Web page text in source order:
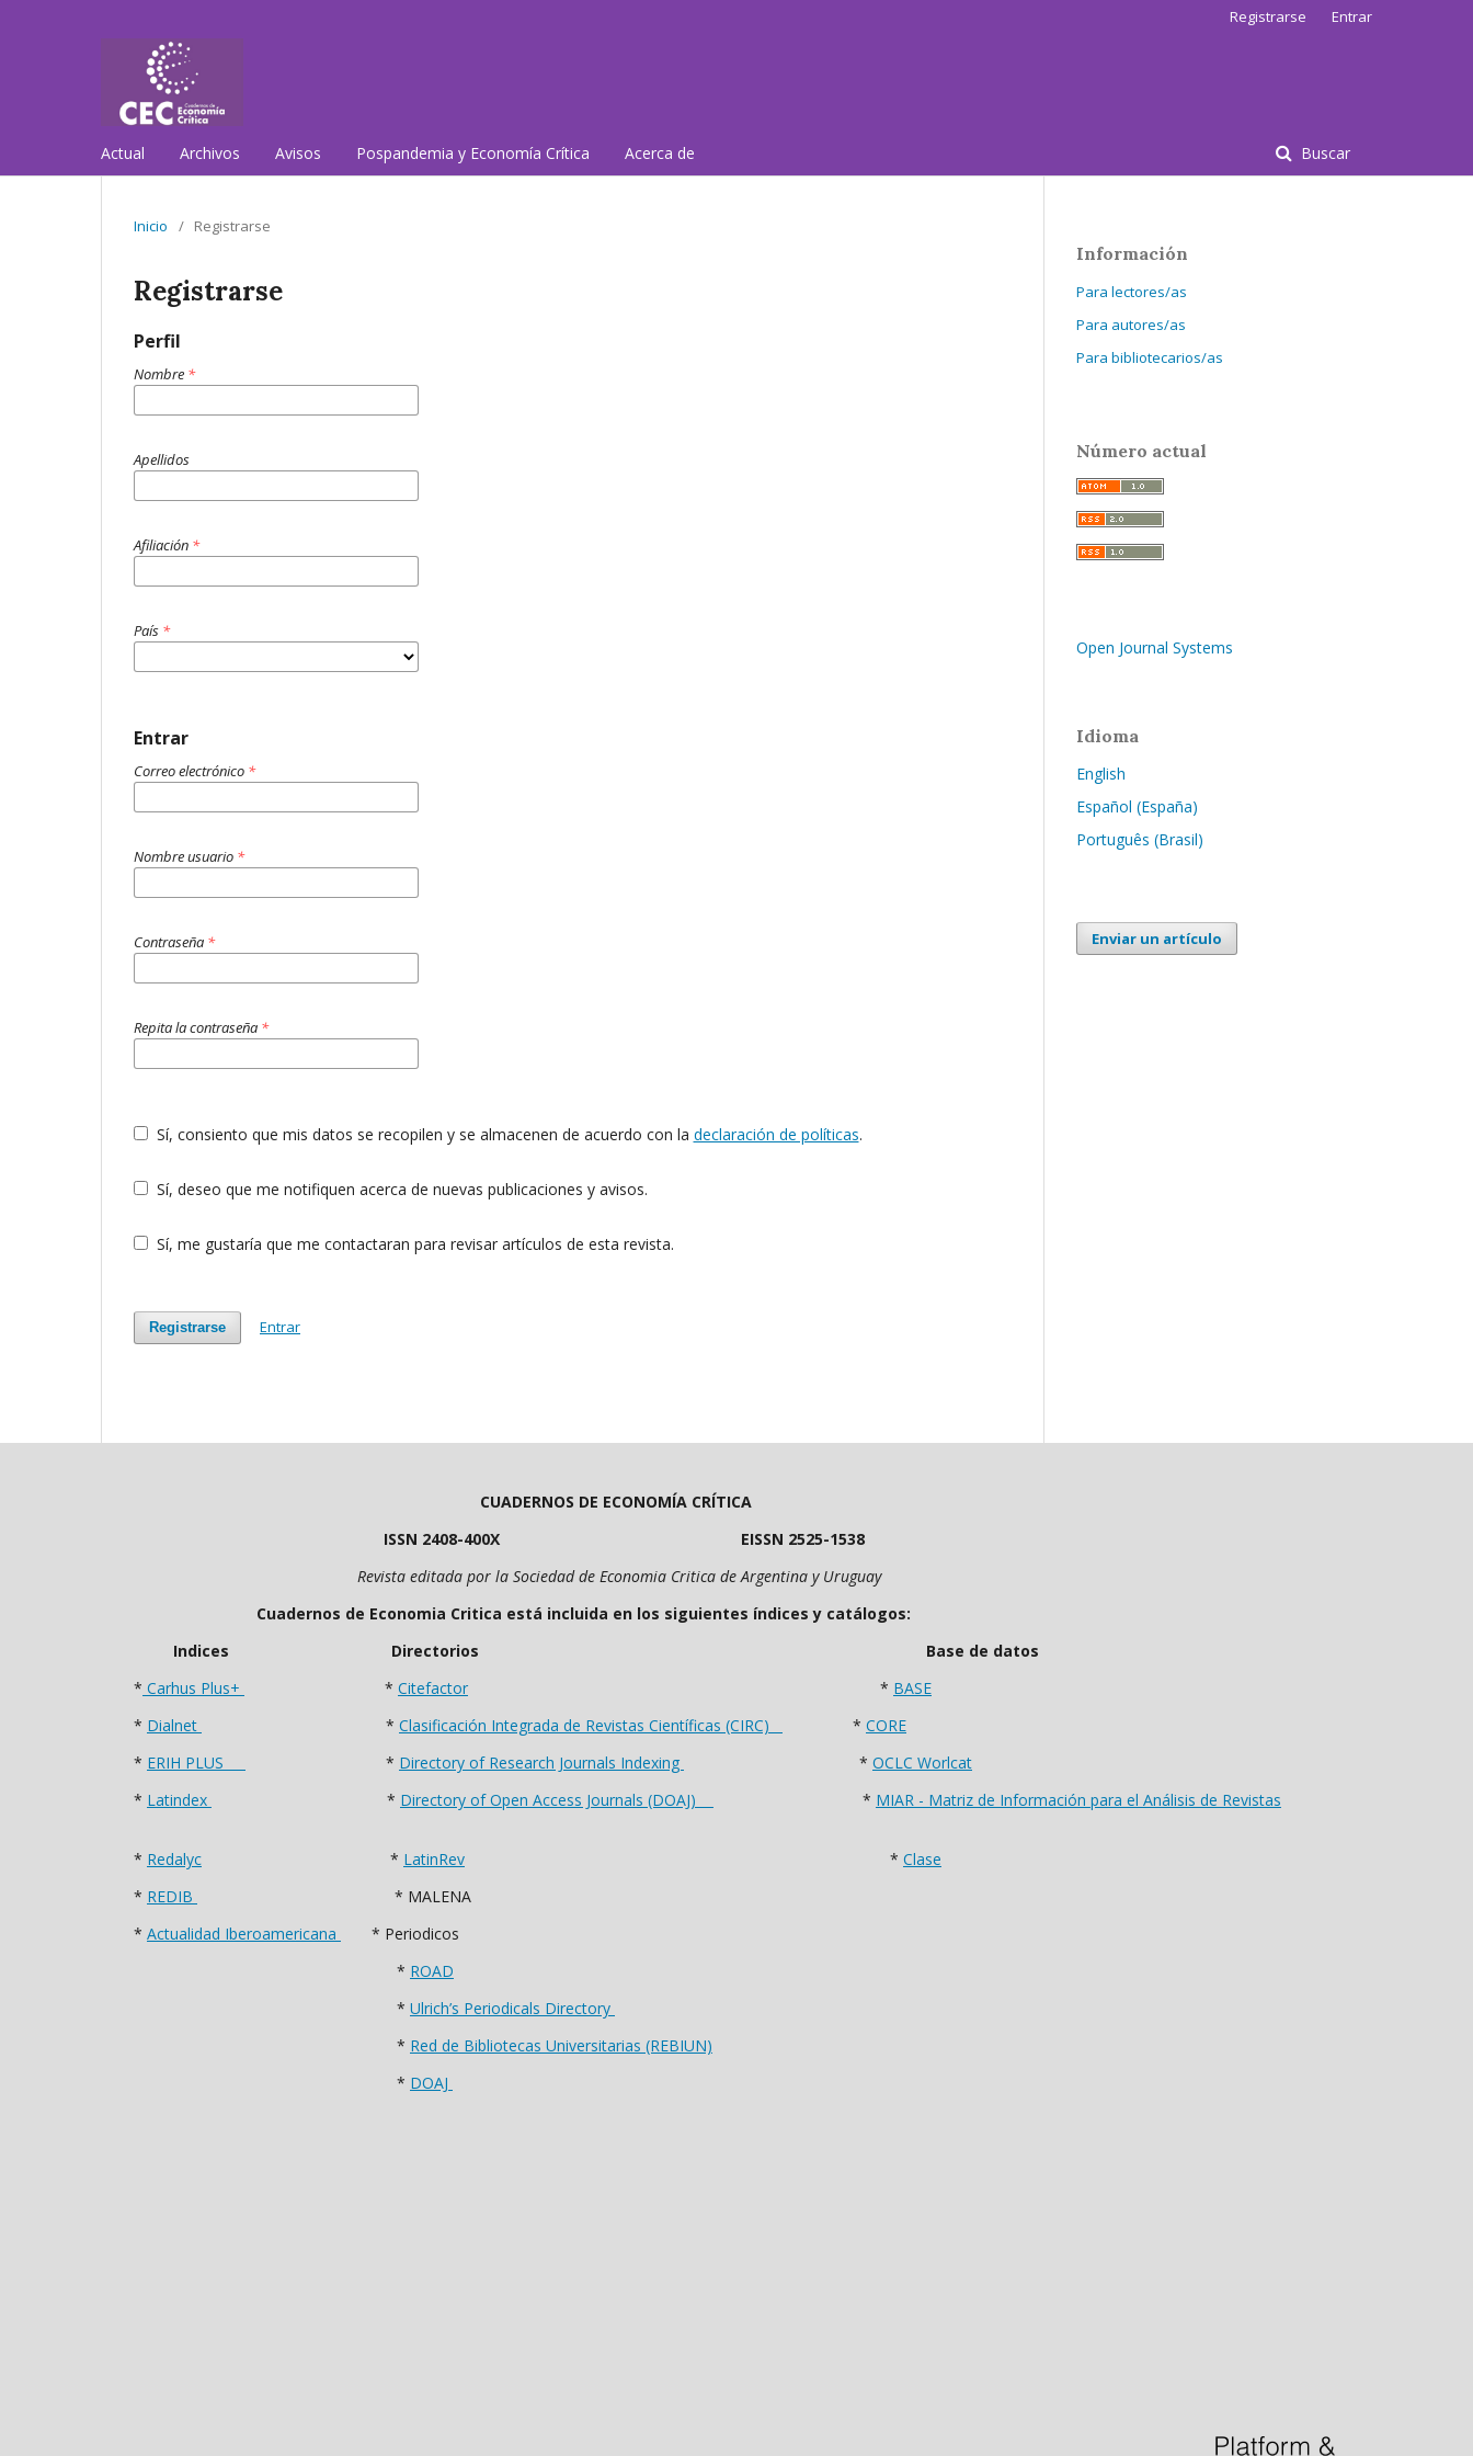
Actual Archivos Avisos Pospandemia y Economía Crítica Acerca de Buscar
Registrarse Entrar
Inicio / Registrarse
Registrarse
Perfil
Nombre *
Apellidos
Afiliación *
País *
Entrar
Correo electrónico *
Nombre usuario *
Contraseña *
Repita la contraseña *
Sí, consiento que mis datos se recopilen y se almacenen de acuerdo con la declaración de políticas.
Sí, deseo que me notifiquen acerca de nuevas publicaciones y avisos.
Sí, me gustaría que me contactaran para revisar artículos de esta revista.
Registrarse Entrar
Información
Para lectores/as
Para autores/as
Para bibliotecarios/as
Número actual
Open Journal Systems
Idioma
English
Español (España)
Português (Brasil)
Enviar un artículo
CUADERNOS DE ECONOMÍA CRÍTICA
ISSN 2408-400X EISSN 2525-1538
Revista editada por la Sociedad de Economia Critica de Argentina y Uruguay
Cuadernos de Economia Critica está incluida en los siguientes índices y catálogos:
Indices Directorios Base de datos
* Carhus Plus+ * Citefactor * BASE
* Dialnet * Clasificación Integrada de Revistas Científicas (CIRC) * CORE
* ERIH PLUS * Directory of Research Journals Indexing * OCLC Worlcat
* Latindex * Directory of Open Access Journals (DOAJ) * MIAR - Matriz de Información para el Análisis de Revistas
* Redalyc * LatinRev * Clase
* REDIB
* MALENA
* Actualidad Iberoamericana
* Periodicos
* ROAD
* Ulrich’s Periodicals Directory
* Red de Bibliotecas Universitarias (REBIUN)
* DOAJ